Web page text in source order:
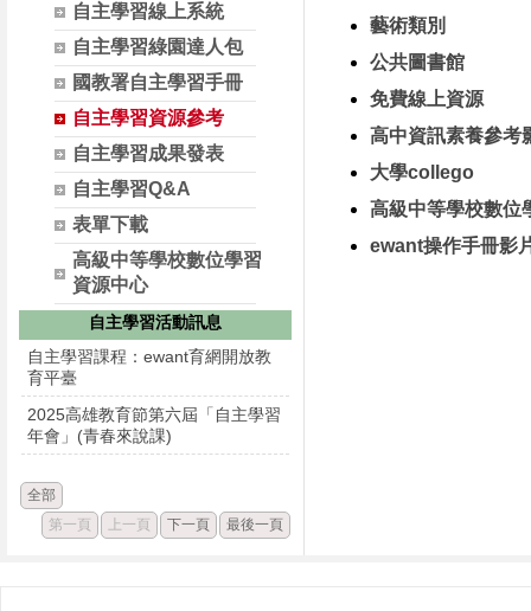
自主學習線上系統
自主學習綠園達人包
國教署自主學習手冊
自主學習資源參考
自主學習成果發表
自主學習Q&A
表單下載
高級中等學校數位學習
資源中心
自主學習活動訊息
自主學習課程：ewant育網開放教
育平臺
2025高雄教育節第六屆「自主學習
年會」(青春來說課)
全部
第一頁
上一頁 下一頁 最後一頁
藝術類別
公共圖書館
免費線上資源
高中資訊素養參考
大學collego
高級中等學校數位
ewant操作手冊影